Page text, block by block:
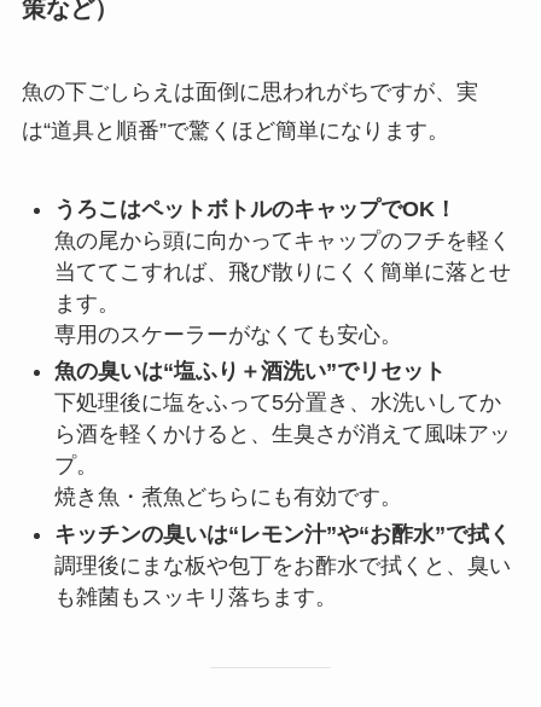
策など）
魚の下ごしらえは面倒に思われがちですが、実
は“道具と順番”で驚くほど簡単になります。
うろこはペットボトルのキャップでOK！
魚の尾から頭に向かってキャップのフチを軽く
当ててこすれば、飛び散りにくく簡単に落とせ
ます。
専用のスケーラーがなくても安心。
魚の臭いは“塩ふり＋酒洗い”でリセット
下処理後に塩をふって5分置き、水洗いしてか
ら酒を軽くかけると、生臭さが消えて風味アッ
プ。
焼き魚・煮魚どちらにも有効です。
キッチンの臭いは“レモン汁”や“お酢水”で拭く
調理後にまな板や包丁をお酢水で拭くと、臭い
も雑菌もスッキリ落ちます。